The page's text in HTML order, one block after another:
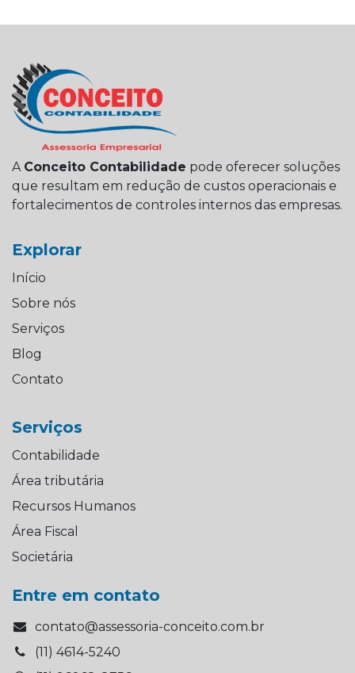
A Conceito Contabilidade pode oferecer soluções
que resultam em redução de custos operacionais e
fortalecimentos de controles internos das empresas.
Explorar
Início
Sobre nós
Serviços
Blog
Contato
Serviços
Contabilidade
Área tributária
Recursos Humanos
Área Fiscal
Societária
Entre em contato
contato@assessoria-conceito.com.br
(11) 4614-5240